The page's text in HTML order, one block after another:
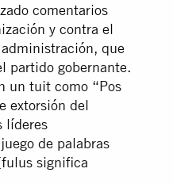
comentarios
y contra el
que
partido gobernante.
un tuit como “Pos
extorsión del
líderes
de palabras
significa